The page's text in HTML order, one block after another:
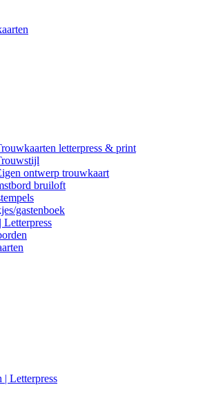
letterpress & print
ontwerp trouwkaart
bruiloft
gastenboek
Letterpress
| Letterpress